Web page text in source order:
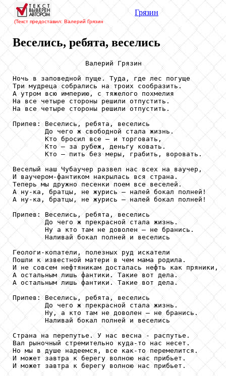
(Текст предоставил: Валерий Грязин
Грязин
Веселись, ребята, веселись
                  Валерий Грязин
Ночь в заповедной пуще. Туда, где лес погуще
Три мудреца собрались на троих сообразить.
А утром всю империю, с тяжелого похмелия
На все четыре стороны решили отпустить.
На все четыре стороны решили отпустить.
Припев: Веселись, ребята, веселись
        До чего ж свободной стала жизнь.
        Кто бросил все – и торговать,
        Кто – за рубеж, деньгу ковать.
        Кто – пить без меры, грабить, воровать.
Веселый наш Чубаучер развел нас всех на ваучер,
И ваучером-фантиком накрылась вся страна.
Теперь мы дружно песенки поем все веселей.
А ну-ка, братцы, не журись – налей бокал полней!
А ну-ка, братцы, не журись – налей бокал полней!
Припев: Веселись, ребята, веселись
        До чего ж прекрасной стала жизнь.
        Ну а кто там не доволен – не бранись.
        Наливай бокал полней и веселись
Геологи-копатели, полезных руд искатели
Пошли к известной матери в чем мама родила.
И не совсем нефтяникам досталась нефть как пряники,
А остальным лишь фантики. Такие вот дела.
А остальным лишь фантики. Такие вот дела.
Припев: Веселись, ребята, веселись
        До чего ж прекрасной стала жизнь.
        Ну, а кто там не доволен – не бранись.
        Наливай бокал полней и веселись
Страна на перепутье. У нас весна - распутье.
Вал рыночный стремительно куда-то нас несет.
Но мы в душе надеемся, все как-то перемелится.
И может завтра к берегу волною нас прибьет.
И может завтра к берегу волною нас прибьет.